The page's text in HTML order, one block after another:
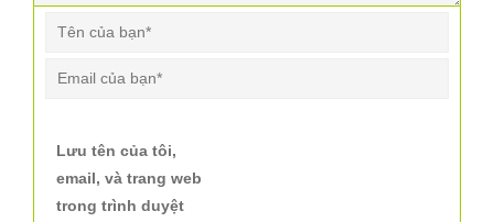
Lưu tên của tôi,
email, và trang web
trong trình duyệt